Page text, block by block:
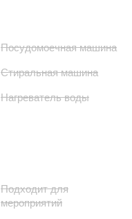
Посудомоечная машина
Стиральная машина
Нагреватель воды
Подходит для
мероприятий